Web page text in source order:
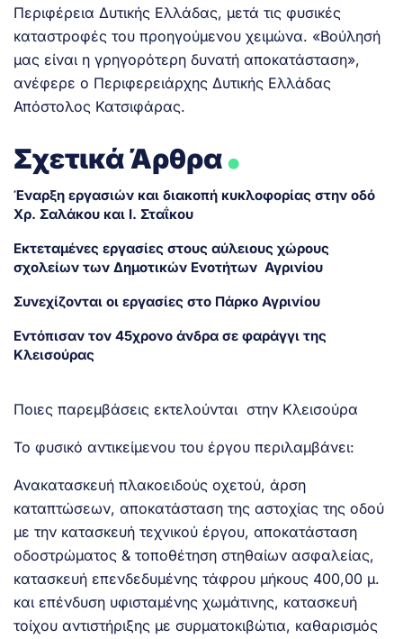
Περιφέρεια Δυτικής Ελλάδας, μετά τις φυσικές
καταστροφές του προηγούμενου χειμώνα. «Βούλησή
μας είναι η γρηγορότερη δυνατή αποκατάσταση»,
ανέφερε ο Περιφερειάρχης Δυτικής Ελλάδας
Απόστολος Κατσιφάρας.
Σχετικά Άρθρα.
Έναρξη εργασιών και διακοπή κυκλοφορίας στην οδό
Χρ. Σαλάκου και Ι. Σταΐκου
Εκτεταμένες εργασίες στους αύλειους χώρους
σχολείων των Δημοτικών Ενοτήτων Αγρινίου
Συνεχίζονται οι εργασίες στο Πάρκο Αγρινίου
Εντόπισαν τον 45χρονο άνδρα σε φαράγγι της
Κλεισούρας
Ποιες παρεμβάσεις εκτελούνται στην Κλεισούρα
Το φυσικό αντικείμενου του έργου περιλαμβάνει:
Ανακατασκευή πλακοειδούς οχετού, άρση
καταπτώσεων, αποκατάσταση της αστοχίας της οδού
με την κατασκευή τεχνικού έργου, αποκατάσταση
οδοστρώματος & τοποθέτηση στηθαίων ασφαλείας,
κατασκευή επενδεδυμένης τάφρου μήκους 400,00 μ.
και επένδυση υφισταμένης χωμάτινης, κατασκευή
τοίχου αντιστήριξης με συρματοκιβώτια, καθαρισμός